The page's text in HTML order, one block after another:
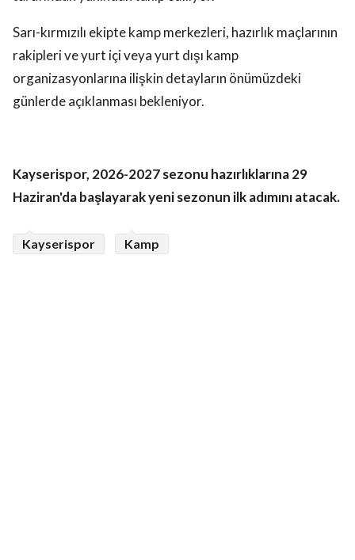
Sarı-kırmızılı ekipte kamp merkezleri, hazırlık maçlarının
rakipleri ve yurt içi veya yurt dışı kamp
organizasyonlarına ilişkin detayların önümüzdeki
günlerde açıklanması bekleniyor.
Kayserispor, 2026-2027 sezonu hazırlıklarına 29
Haziran'da başlayarak yeni sezonun ilk adımını atacak.
Kayserispor Kamp